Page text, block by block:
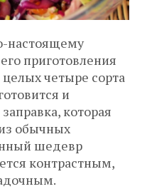
настоящему
приготовления
четыре сорта
и
которая
обычных
шедевр
контрастным,